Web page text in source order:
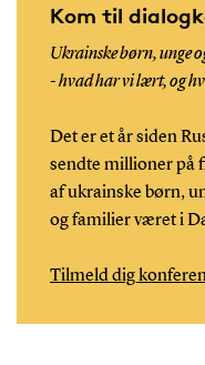
Kom til
Ukrainske børn, unge
- hvad har vi lært, og
Det er et år siden
sendte millioner på
af ukrainske børn,
og familier været i
Tilmeld dig